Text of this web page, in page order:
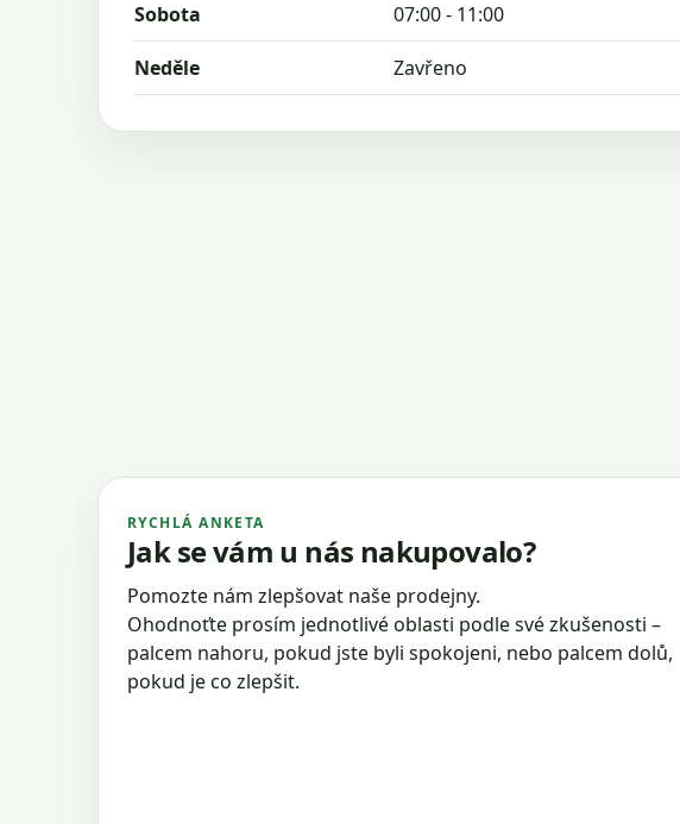
Sobota 07:00 - 11:00
Neděle Zavřeno
RYCHLÁ ANKETA
Jak se vám u nás nakupovalo?
Pomozte nám zlepšovat naše prodejny.
Ohodnoťte prosím jednotlivé oblasti podle své zkušenosti –
palcem nahoru, pokud jste byli spokojeni, nebo palcem dolů,
pokud je co zlepšit.